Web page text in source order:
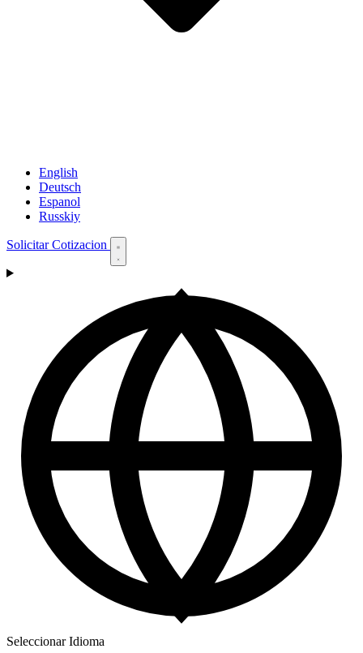
English
Deutsch
Espanol
Russkiy
Solicitar Cotizacion
Seleccionar Idioma